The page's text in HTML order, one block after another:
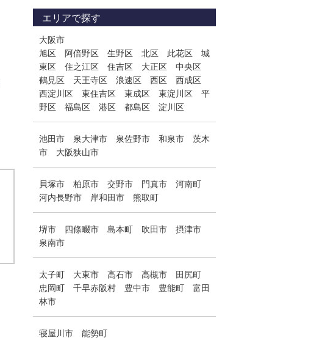
エリアで探す
大阪市
旭区
阿倍野区 生野区 北区 此花区
城
東区
住之江区 住吉区 大正区
中央区
鶴見区
天王寺区 浪速区 西区
西成区
西淀川区
東住吉区 東成区 東淀川区
平
野区
福島区 港区 都島区 淀川区
池田市 泉大津市 泉佐野市 和泉市
茨木
市
大阪狭山市
貝塚市 柏原市 交野市 門真市
河南町
河内長野市
岸和田市 熊取町
堺市 四條畷市 島本町 吹田市
摂津市
泉南市
太子町 大東市 高石市 高槻市
田尻町
忠岡町
千早赤阪村 豊中市 豊能町
富田
林市
寝屋川市 能勢町